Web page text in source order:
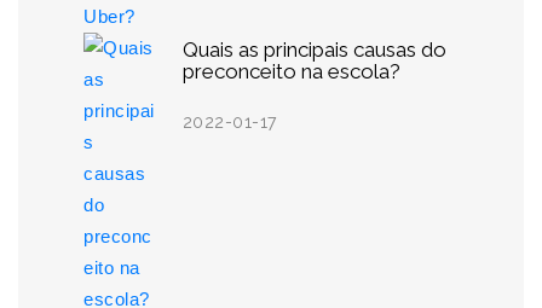
Quais as principais causas do
preconceito na escola?
2022-01-17